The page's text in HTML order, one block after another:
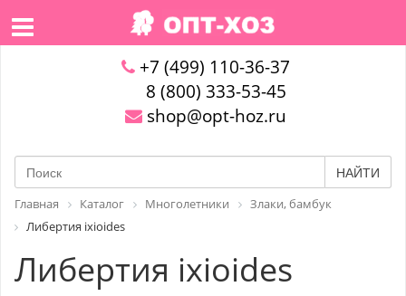
+7 (499) 110-36-37
8 (800) 333-53-45
shop@opt-hoz.ru
НАЙТИ
Главная Каталог Многолетники
Злаки, бамбук
Либертия ixioides
Либертия ixioides